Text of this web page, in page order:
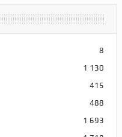
8
1 130
415
488
1 693